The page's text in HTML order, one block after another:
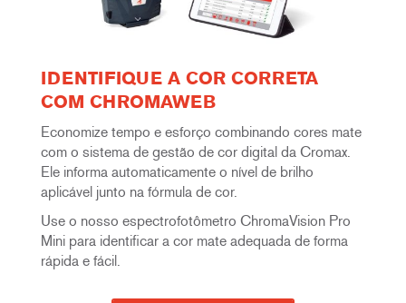
IDENTIFIQUE A COR CORRETA
COM CHROMAWEB
Economize tempo e esforço combinando cores mate
com o sistema de gestão de cor digital da Cromax.
Ele informa automaticamente o nível de brilho
aplicável junto na fórmula de cor.
Use o nosso espectrofotômetro ChromaVision Pro
Mini para identificar a cor mate adequada de forma
rápida e fácil.